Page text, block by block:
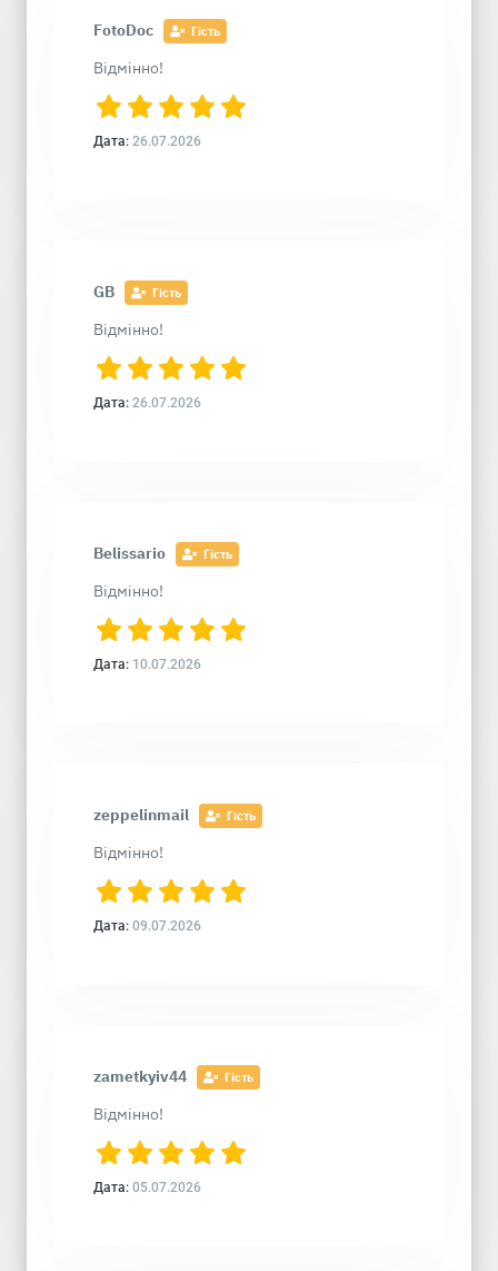
FotoDoc Гість
Відмінно!
Дата: 26.07.2026
GB Гість
Відмінно!
Дата: 26.07.2026
Belissario Гість
Відмінно!
Дата: 10.07.2026
zeppelinmail Гість
Відмінно!
Дата: 09.07.2026
zametkyiv44 Гість
Відмінно!
Дата: 05.07.2026